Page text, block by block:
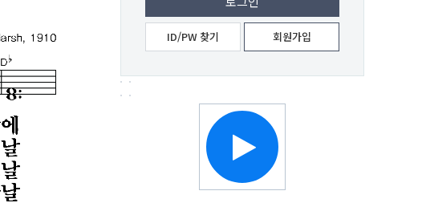
ID/PW 찾기 회원가입
순서대로 한 번 듣기
순서대로 반복 듣기
랜덤으로 듣기
한 곡만 반복 듣기